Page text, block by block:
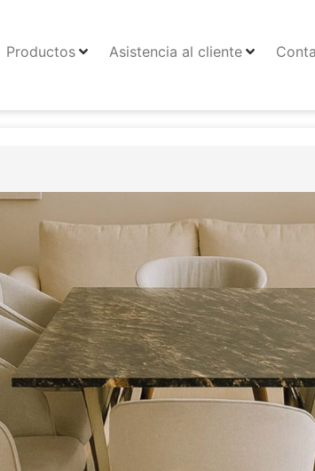
Productos Asistencia al cliente